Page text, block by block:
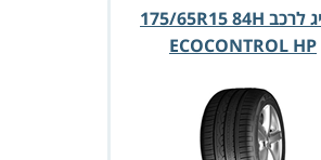
צמיג לרכב 175/65R15 84H
ECOCONTROL HP